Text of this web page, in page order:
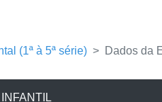
(1ª à 5ª série) Dados da